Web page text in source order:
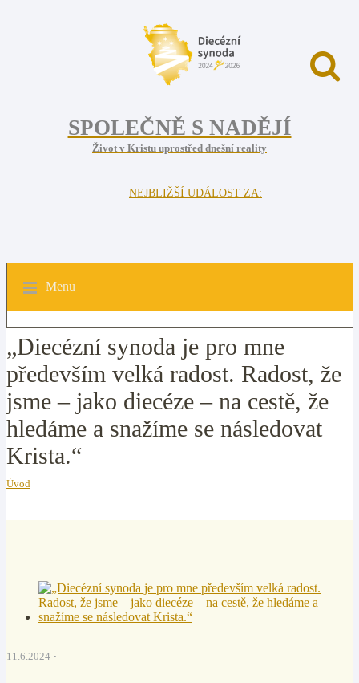
SPOLEČNĚ S NADĚJÍ
Život v Kristu uprostřed dnešní reality
NEJBLIŽŠÍ UDÁLOST ZA:
Menu
„Diecézní synoda je pro mne
především velká radost. Radost, že
jsme – jako diecéze – na cestě, že
hledáme a snažíme se následovat
Krista.“
Úvod
11.6.2024